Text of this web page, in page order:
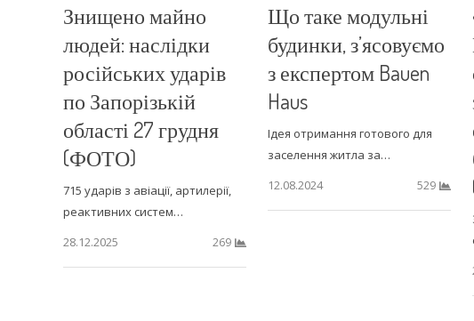
Знищено майно
людей: наслідки
російських ударів
по Запорізькій
області 27 грудня
(ФОТО)
715 ударів з авіації, артилерії,
реактивних систем…
28.12.2025
269
Що таке модульні
будинки, з’ясовуємо
з експертом Bauen
Haus
Ідея отримання готового для
заселення житла за…
12.08.2024
529